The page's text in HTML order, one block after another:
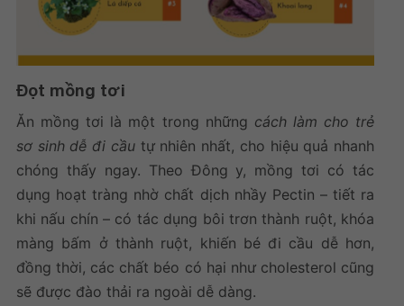
Đọt mồng tơi
Ăn mồng tơi là một trong những cách làm cho trẻ
sơ sinh dễ đi cầutự nhiên nhất, cho hiệu quả nhanh
chóng thấy ngay. Theo Đông y, mồng tơi có tác
dụng hoạt tràng nhờ chất dịch nhầy Pectin – tiết ra
khi nấu chín – có tác dụng bôi trơn thành ruột, khóa
màng bấm ở thành ruột, khiến bé đi cầu dễ hơn,
đồng thời, các chất béo có hại như cholesterol cũng
sẽ được đào thải ra ngoài dễ dàng.